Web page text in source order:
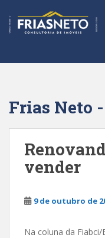
t
Frias Neto
vender
9 de outubro de
Na coluna da